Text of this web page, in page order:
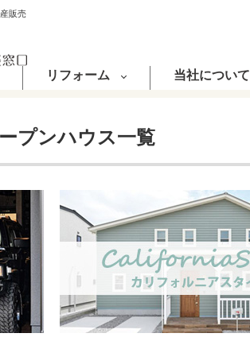
販売
リフォーム 当社について
プンハウス一覧